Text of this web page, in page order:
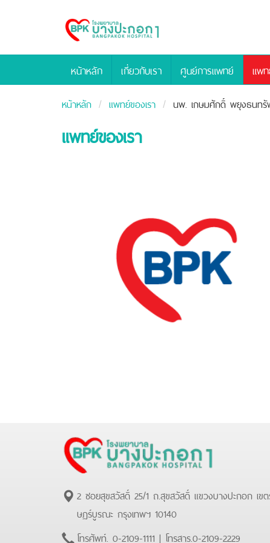
Bangpakok
Hospital
หน้าหลัก เกี่ยวกับเรา ศูนย์การแพทย์ แพ
หน้าหลัก แพทย์ของเรา นพ. เกษมศักดิ์ พยุงธนท
แพทย์ของเรา
2 ซอยสุขสวัสดิ์ 25/1 ถ.สุขสวัสดิ์ แขวงบางปะกอก เข
ษฏร์บูรณะ กรุงเทพฯ 10140
โทรศัพท์. 0-2109-1111 | โทรสาร.0-2109-2229